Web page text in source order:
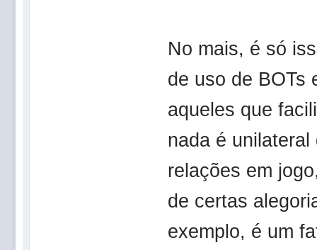
No mais, é só
de uso de BOTs
aqueles que
nada é
relações em
de certas
exemplo, é um